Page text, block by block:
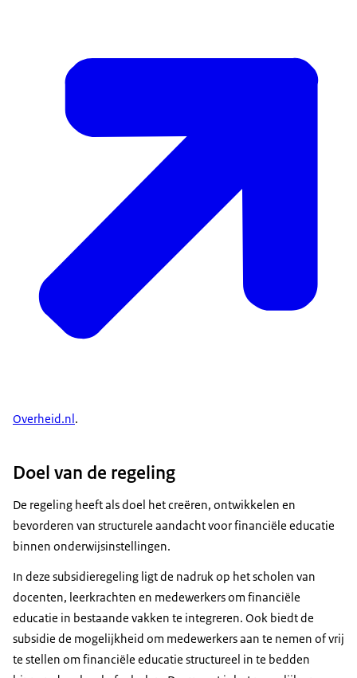
Overheid.nl .
Doel van de regeling
De regeling heeft als doel het creëren, ontwikkelen en
bevorderen van structurele aandacht voor financiële educatie
binnen onderwijsinstellingen.
In deze subsidieregeling ligt de nadruk op het scholen van
docenten, leerkrachten en medewerkers om financiële
educatie in bestaande vakken te integreren. Ook biedt de
subsidie de mogelijkheid om medewerkers aan te nemen of vrij
te stellen om financiële educatie structureel in te bedden